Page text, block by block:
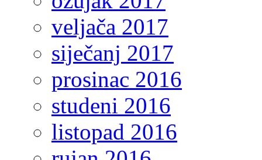
veljača 2017
siječanj 2017
prosinac 2016
studeni 2016
listopad 2016